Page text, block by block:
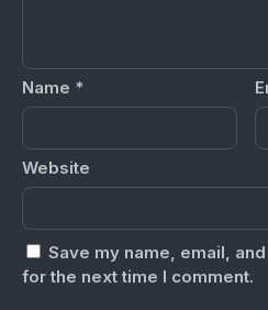
Name *
Website
Save my name, email,
for the next time I comment.